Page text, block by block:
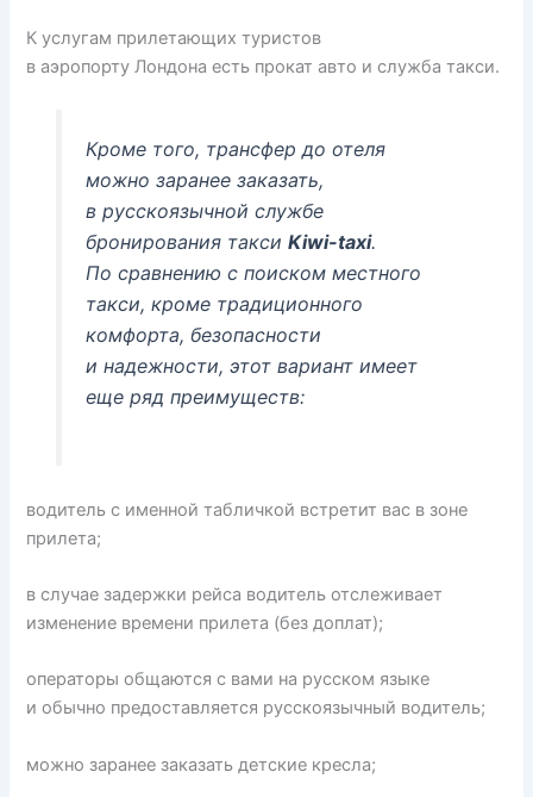
К услугам прилетающих туристов
в аэропорту Лондона есть прокат авто и служба такси.
Кроме того, трансфер до отеля
можно заранее заказать,
в русскоязычной службе
бронирования такси Kiwi-taxi.
По сравнению с поиском местного
такси, кроме традиционного
комфорта, безопасности
и надежности, этот вариант имеет
еще ряд преимуществ:
водитель с именной табличкой встретит вас в зоне
прилета;
в случае задержки рейса водитель отслеживает
изменение времени прилета (без доплат);
операторы общаются с вами на русском языке
и обычно предоставляется русскоязычный водитель;
можно заранее заказать детские кресла;